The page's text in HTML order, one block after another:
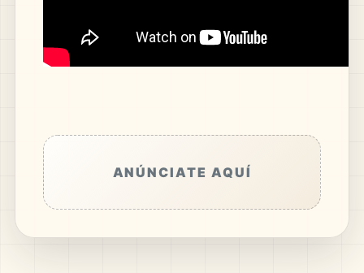
ANÚNCIATE AQUÍ